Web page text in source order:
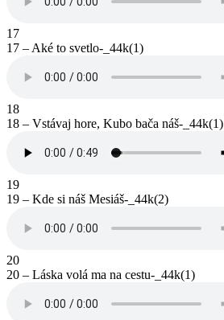
17
17 – Aké to svetlo-_44k(1)
18
18 – Vstávaj hore, Kubo bača náš-_44k(1)
19
19 – Kde si náš Mesiáš-_44k(2)
20
20 – Láska volá ma na cestu-_44k(1)